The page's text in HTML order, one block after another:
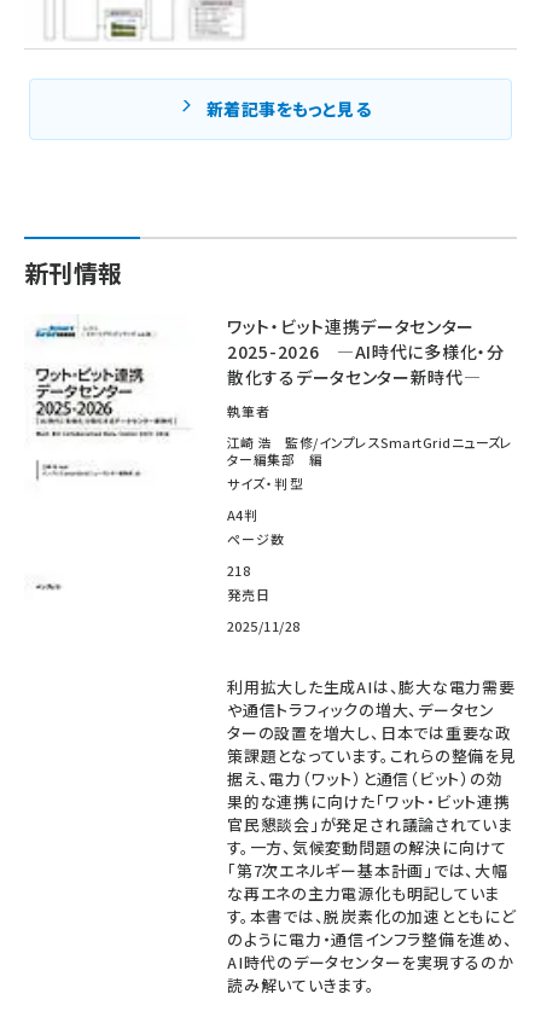
新着記事をもっと見る
新刊情報
ワット・ビット連携データセンター
2025-2026 ―AI時代に多様化・分
散化するデータセンター新時代―
執筆者
江崎 浩 監修/インプレスSmartGridニューズレ
ター編集部 編
サイズ・判型
A4判
ページ数
218
発売日
2025/11/28
利用拡大した生成AIは、膨大な電力需要
や通信トラフィックの増大、データセン
ターの設置を増大し、日本では重要な政
策課題となっています。これらの整備を見
据え、電力（ワット）と通信（ビット）の効
果的な連携に向けた「ワット・ビット連携
官民懇談会」が発足され議論されていま
す。一方、気候変動問題の解決に向けて
「第7次エネルギー基本計画」では、大幅
な再エネの主力電源化も明記していま
す。本書では、脱炭素化の加速とともにど
のように電力・通信インフラ整備を進め、
AI時代のデータセンターを実現するのか
読み解いていきます。